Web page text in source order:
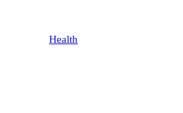
Health